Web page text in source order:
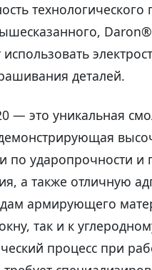
технологического
Daron®
деталей.
— это уникальная
по ударопрочности и
а также отличную
армирующего
так и к
процесс при